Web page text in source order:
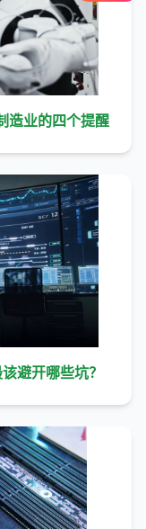
造业的四个提醒
避开哪些坑？